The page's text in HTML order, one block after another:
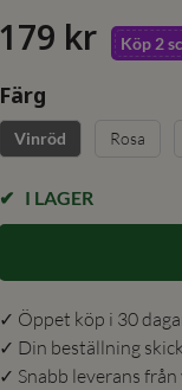
179 kr Köp 2
Färg
Vinröd Rosa
I LAGER
✓ Öppet köp i 30
✓ Din beställning
✓ Snabb leverans